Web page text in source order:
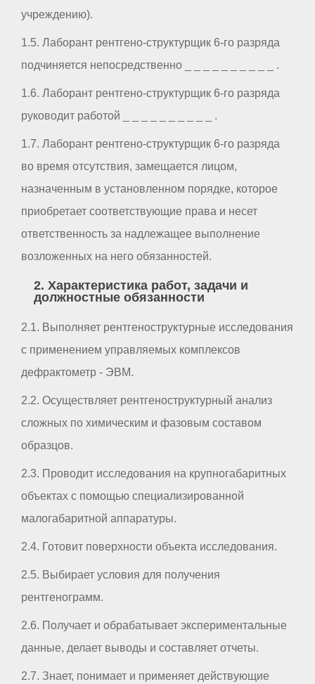
учреждению).
1.5. Лаборант рентгено-структурщик 6-го разряда
подчиняется непосредственно _ _ _ _ _ _ _ _ _ _ .
1.6. Лаборант рентгено-структурщик 6-го разряда
руководит работой _ _ _ _ _ _ _ _ _ _ .
1.7. Лаборант рентгено-структурщик 6-го разряда
во время отсутствия, замещается лицом,
назначенным в установленном порядке, которое
приобретает соответствующие права и несет
ответственность за надлежащее выполнение
возложенных на него обязанностей.
2. Характеристика работ, задачи и
должностные обязанности
2.1. Выполняет рентгеноструктурные исследования
с применением управляемых комплексов
дефрактометр - ЭВМ.
2.2. Осуществляет рентгеноструктурный анализ
сложных по химическим и фазовым составом
образцов.
2.3. Проводит исследования на крупногабаритных
объектах с помощью специализированной
малогабаритной аппаратуры.
2.4. Готовит поверхности объекта исследования.
2.5. Выбирает условия для получения
рентгенограмм.
2.6. Получает и обрабатывает экспериментальные
данные, делает выводы и составляет отчеты.
2.7. Знает, понимает и применяет действующие